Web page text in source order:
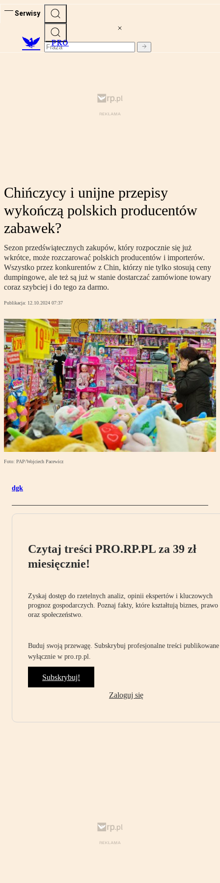
Serwisy
PRO
Chińczycy i unijne przepisy
wykończą polskich producentów
zabawek?
Sezon przedświątecznych zakupów, który rozpocznie się już
wkrótce, może rozczarować polskich producentów i importerów.
Wszystko przez konkurentów z Chin, którzy nie tylko stosują ceny
dumpingowe, ale też są już w stanie dostarczać zamówione towary
coraz szybciej i do tego za darmo.
Publikacja: 12.10.2024 07:37
Foto: PAP/Wojciech Pacewicz
dgk
Czytaj treści PRO.RP.PL za 39 zł
miesięcznie!
Zyskaj dostęp do rzetelnych analiz, opinii ekspertów i kluczowych
prognoz gospodarczych. Poznaj fakty, które kształtują biznes, prawo
oraz społeczeństwo.
Buduj swoją przewagę. Subskrybuj profesjonalne treści publikowane
wyłącznie w pro.rp.pl.
Subskrybuj!
Zaloguj się